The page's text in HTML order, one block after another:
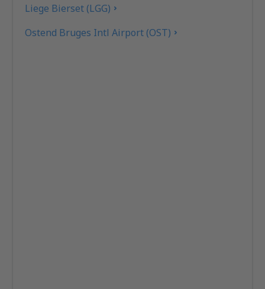
Liege Bierset (LGG)
Ostend Bruges Intl Airport (OST)